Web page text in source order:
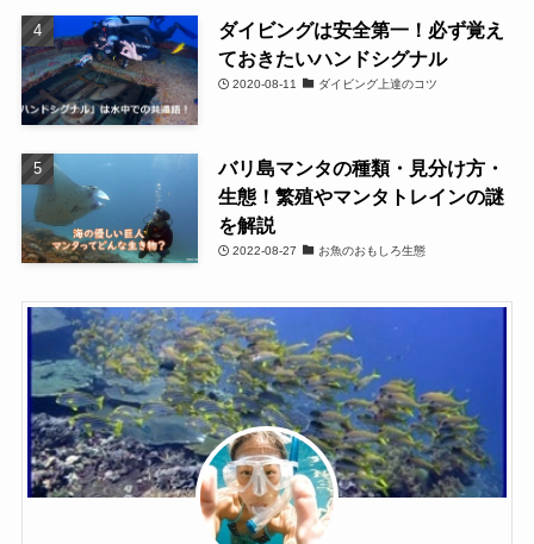
ダイビングは安全第一！必ず覚え
ておきたいハンドシグナル
2020-08-11 ダイビング上達のコツ
バリ島マンタの種類・見分け方・
生態！繁殖やマンタトレインの謎
を解説
2022-08-27 お魚のおもしろ生態